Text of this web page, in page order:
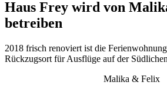
Haus Frey wird von
betreiben
2018 frisch renoviert ist die
Rückzugsort für Ausflüge auf der
Malika & Felix